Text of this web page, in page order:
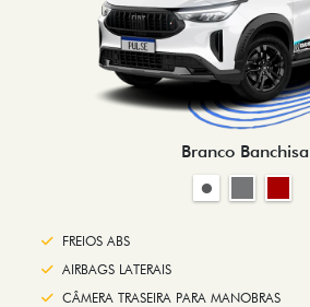
Branco Banchisa
FREIOS ABS
AIRBAGS LATERAIS
CÂMERA TRASEIRA PARA MANOBRAS